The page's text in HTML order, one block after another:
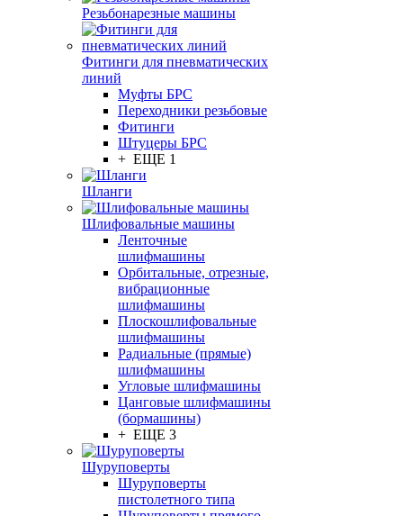
Резьбонарезные машины
Фитинги для пневматических
линий
Муфты БРС
Переходники резьбовые
Фитинги
Штуцеры БРС
+ ЕЩЕ 1
Шланги
Шлифовальные машины
Ленточные
шлифмашины
Орбитальные, отрезные,
вибрационные
шлифмашины
Плоскошлифовальные
шлифмашины
Радиальные (прямые)
шлифмашины
Угловые шлифмашины
Цанговые шлифмашины
(бормашины)
+ ЕЩЕ 3
Шуруповерты
Шуруповерты
пистолетного типа